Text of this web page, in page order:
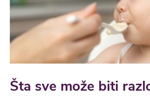
Šta sve može biti